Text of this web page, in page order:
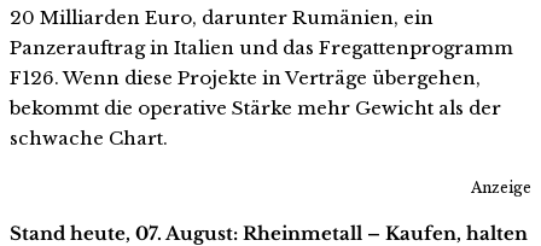
20 Milliarden Euro, darunter Rumänien, ein
Panzerauftrag in Italien und das Fregattenprogramm
F126. Wenn diese Projekte in Verträge übergehen,
bekommt die operative Stärke mehr Gewicht als der
schwache Chart.
Anzeige
Stand heute, 07. August: Rheinmetall – Kaufen, halten